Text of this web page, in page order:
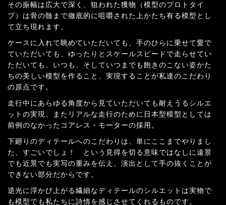
（月）臨時休業
ご迷惑をお掛けしますがご了承の程お願い申し上げま
す。
店主の復帰がはっきり次第またインフォメーションさせ
て頂きます。
2022/08/29
国鉄／ＪＲ ＥＦ６４ １０００（実車写真追加）
ＤＤ５１落穂ひろいの巻 その９
2022/08/21
EF62予約開始
2022/08/20
EF62 注文書 ＰＤＦ ダウンロード 追加
2022/08/20
国鉄／ＪＲ ＥＦ６４ １０００
ＥＦ６０ 9月発売
その振幅は広大で深く、狙われた獲物（模型のプロトタイ
プ）は骨の髄まで徹底的に咀嚼された上かたち有る模型とし
て立ち現れます。
ケースに入れて眺めていただいても、手のひらに乗せて愛で
ていただいても、ゆったりとスケールスピードで走らせてい
ただいても、いつも、そしていつまでも飽きのこない姿かた
ちの美しい模型を作ること、実現することが私達のこだわり
の原点です。
走行中にあらゆる角度から見ていただいても耐えうるシルエ
ットの実現、またリアルな走行のために日本型模型としては
前例のなかったコアレス・モーターの採用。
下廻りのディテールへのこだわりは、単にここまでやりまし
た、すごいでしょ！ という見得を切る意味ではなしに遠景
でも近景でも実写の重みを伝え、演出として手の抜くことが
できない部分だからです。
逆光に浮かび上がる繊細なディテールのシルエットは実物で
も模型でも私たちに詩情を感じさせてくれるものです。